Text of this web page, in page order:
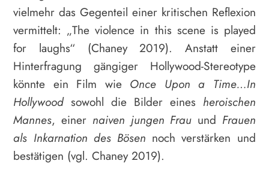
vielmehr das Gegenteil einer kritischen Reflexion
vermittelt: „The violence in this scene is played
for laughs“ (Chaney 2019). Anstatt einer
Hinterfragung gängiger Hollywood-Stereotype
könnte ein Film wie Once Upon a Time…In
Hollywoodsowohl die Bilder eines heroischen
Mannes, einer naiven jungen Frau und Frauen
als Inkarnation des Bösen noch verstärken und
bestätigen (vgl. Chaney 2019).